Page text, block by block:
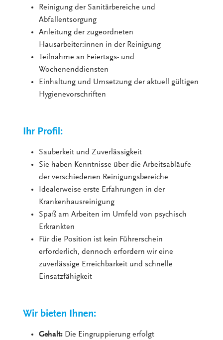
Reinigung der Sanitärbereiche und
Abfallentsorgung
Anleitung der zugeordneten
Hausarbeiter:innen in der Reinigung
Teilnahme an Feiertags- und
Wochenenddiensten
Einhaltung und Umsetzung der aktuell gültigen
Hygienevorschriften
Ihr Profil:
Sauberkeit und Zuverlässigkeit
Sie haben Kenntnisse über die Arbeitsabläufe
der verschiedenen Reinigungsbereiche
Idealerweise erste Erfahrungen in der
Krankenhausreinigung
Spaß am Arbeiten im Umfeld von psychisch
Erkrankten
Für die Position ist kein Führerschein
erforderlich, dennoch erfordern wir eine
zuverlässige Erreichbarkeit und schnelle
Einsatzfähigkeit
Wir bieten Ihnen:
Gehalt: Die Eingruppierung erfolgt